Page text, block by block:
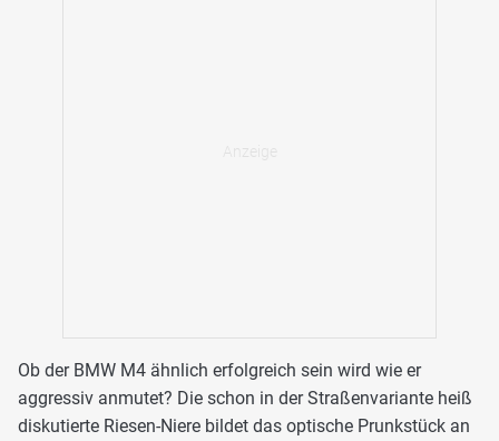
Ob der BMW M4 ähnlich erfolgreich sein wird wie er
aggressiv anmutet? Die schon in der Straßenvariante heiß
diskutierte Riesen-Niere bildet das optische Prunkstück an